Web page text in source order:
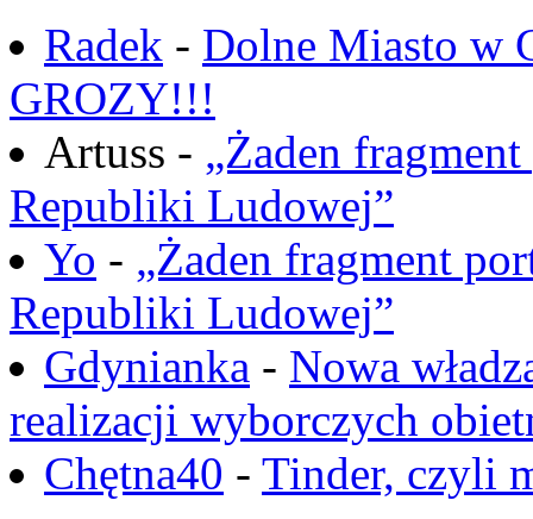
Radek - Dolne Miasto w
GROZY!!!
Artuss - „Żaden
Republiki Ludowej”
Yo - „Żaden fragment
Republiki Ludowej”
Gdynianka - Nowa
realizacji wyborczych
Chętna40 - Tinder, czyli